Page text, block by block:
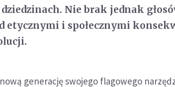
Nie brak jednak
etycznymi i społecznymi
generację swojego flagowego